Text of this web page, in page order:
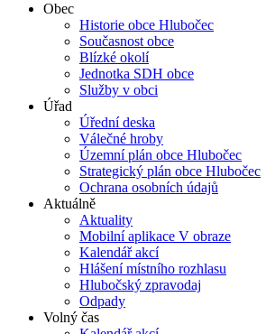
Obec
Historie obce Hlubočec
Současnost obce
Blízké okolí
Jednotka SDH obce
Služby v obci
Úřad
Úřední deska
Válečné hroby
Územní plán obce Hlubočec
Strategický plán obce Hlubočec
Ochrana osobních údajů
Aktuálně
Aktuality
Mobilní aplikace V obraze
Kalendář akcí
Hlášení místního rozhlasu
Hlubočský zpravodaj
Odpady
Volný čas